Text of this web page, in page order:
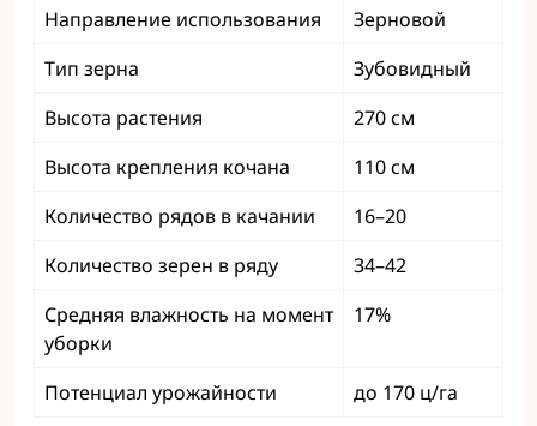
Направление использования
Зерновой
Тип зерна
Зубовидный
Высота растения
270 см
Высота крепления кочана
110 см
Количество рядов в качании
16–20
Количество зерен в ряду
34–42
Средняя влажность на момент
уборки
17%
Потенциал урожайности до 170 ц/га